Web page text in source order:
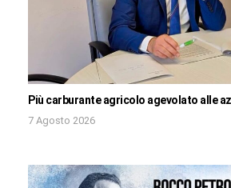
Più carburante agricolo agevolato alle
7 Agosto 2026